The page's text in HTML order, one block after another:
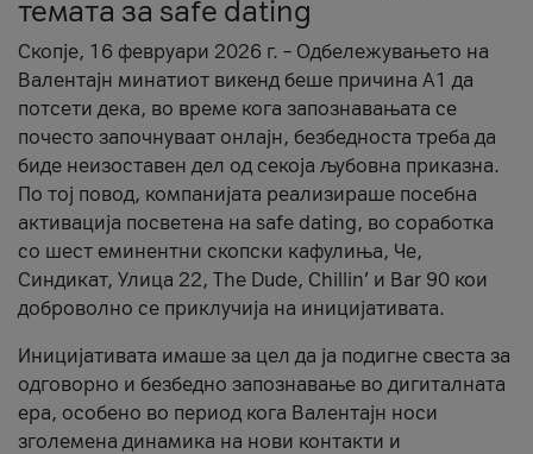
темата за safe dating
Скопје, 16 февруари 2026 г. – Одбележувањето на
Валентајн минатиот викенд беше причина А1 да
потсети дека, во време кога запознавањата се
почесто започнуваат онлајн, безбедноста треба да
биде неизоставен дел од секоја љубовна приказна.
По тој повод, компанијата реализираше посебна
активација посветена на safe dating, во соработка
со шест еминентни скопски кафулиња, Че,
Синдикат, Улица 22, The Dude, Chillin’ и Bar 90 кои
доброволно се приклучија на иницијативата.
Иницијативата имаше за цел да ја подигне свеста за
одговорно и безбедно запознавање во дигиталната
ера, особено во период кога Валентајн носи
зголемена динамика на нови контакти и